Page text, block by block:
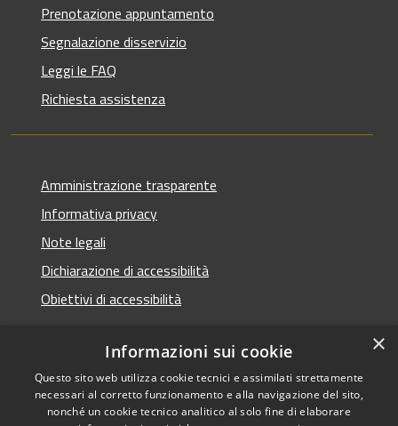
Prenotazione appuntamento
Segnalazione disservizio
Leggi le FAQ
Richiesta assistenza
Amministrazione trasparente
Informativa privacy
Note legali
Dichiarazione di accessibilità
Obiettivi di accessibilità
RSS
Accessibilità
Copyright © 2026 • Comune di
Termini Imerese • Powered
×
Informazioni sui cookie
Questo sito web utilizza cookie tecnici e assimilati strettamente
necessari al corretto funzionamento e alla navigazione del sito,
nonché un cookie tecnico analitico al solo fine di elaborare